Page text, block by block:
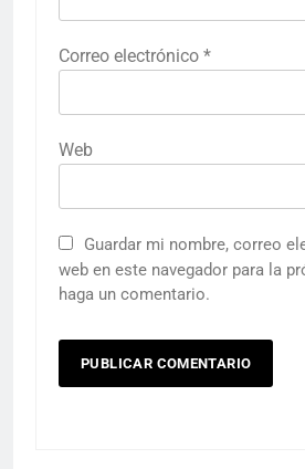
Correo electrónico *
Web
Guardar mi nombre, correo
web en este navegador para la
haga un comentario.